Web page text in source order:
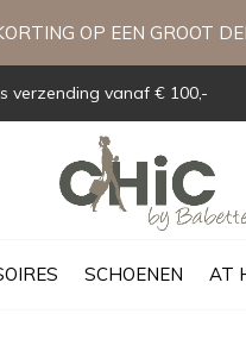
SCHOENEN AT
verzending vanaf € 100,-
OP EEN GROOT